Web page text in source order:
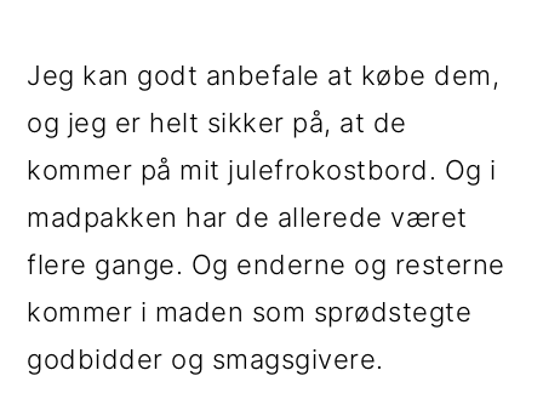
Jeg kan godt anbefale at købe dem,
og jeg er helt sikker på, at de
kommer på mit julefrokostbord. Og i
madpakken har de allerede været
flere gange. Og enderne og resterne
kommer i maden som sprødstegte
godbidder og smagsgivere.